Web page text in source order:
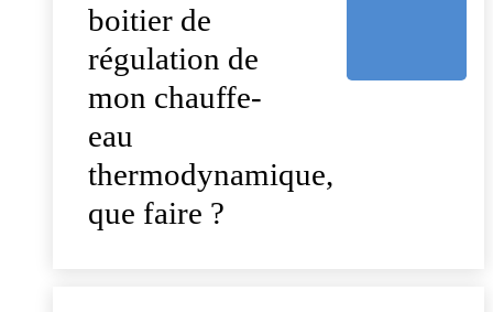
boitier de
régulation de
mon chauffe-
eau
thermodynamique,
que faire ?